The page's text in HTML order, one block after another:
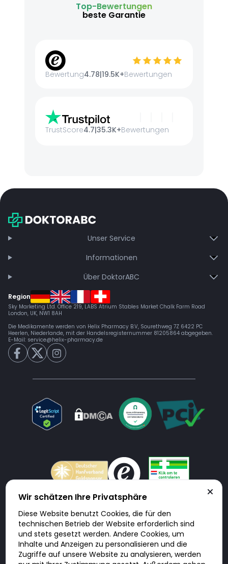
Top-Bewertungen
beste Garantie
Bewertung4.78|19.5K+Bewertungen
TrustScore4.7|35.3K+Bewertungen
Unser Service
Informationen
Über DoktorABC
Region
Sky Marketing Ltd. Office 219, LABS Atrium Stables Market Chalk Farm Road
London, UK, NW1 8AH
Die Medikamente werden von Helix Pharmacy B.V, Sourethweg 7Z 6422 PC
Heerlen, Niederlande, mit der Handelsregisternummer 81205864 abgegeben.
E-Mail: service@helix-pharmacy.de
Doktorabc.com ist eine Vermittlungsplattform. Doktorabc ist ausdrücklich
keine Internetapotheke. Doktorabc bietet keine Medikamente oder
sonstige Produkte an oder liefert diese. Jegliche Informationen zu
Produkten, Medikamenten und Preisen auf der Internetseite beinhalten
kein Angebot von Doktorabc an Sie. Für die Einhaltung der in Ihrem Land
geltenden Gesetze und sonstigen Rechtsvorschriften sind Sie als Nutzer
selbst verantwortlich. Die Nutzung unseres Services auf Doktorabc durch
Wir schätzen Ihre Privatsphäre
Diese Website benutzt Cookies, die für den
technischen Betrieb der Website erforderlich sind
und stets gesetzt werden. Andere Cookies, um
Inhalte und Anzeigen zu personalisieren und die
Zugriffe auf unsere Website zu analysieren, werden